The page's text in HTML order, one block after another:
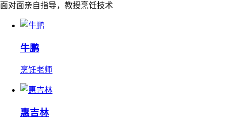
面对面亲自指导，教授烹饪技术
牛鹏
烹饪老师
惠吉林